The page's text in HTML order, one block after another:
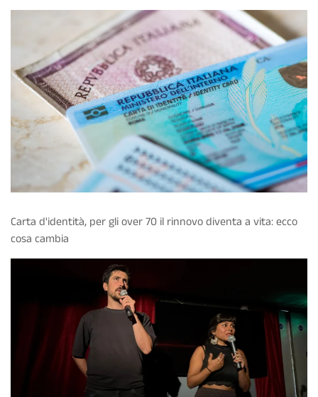
Carta d'identità, per gli over 70 il rinnovo diventa a vita: ecco
cosa cambia